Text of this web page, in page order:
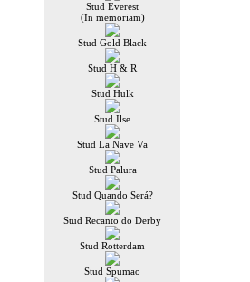
Stud Everest
(In memoriam)
Stud Gold Black
Stud H & R
Stud Hulk
Stud Ilse
Stud La Nave Va
Stud Palura
Stud Quando Será?
Stud Recanto do Derby
Stud Rotterdam
Stud Spumao